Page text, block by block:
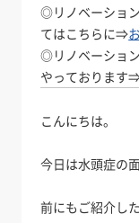
◎リノベーショ
てはこちらに⇒
◎リノベーショ
やっております
こんにちは。
今日は水頭症の
前にもご紹介し